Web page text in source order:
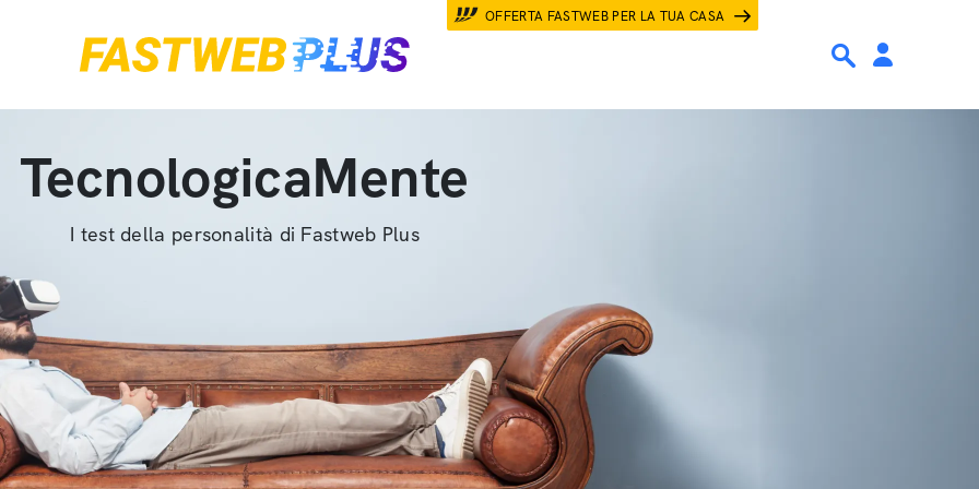
OFFERTA FASTWEB PER LA TUA CASA
TecnologicaMente
I test della personalità di Fastweb Plus